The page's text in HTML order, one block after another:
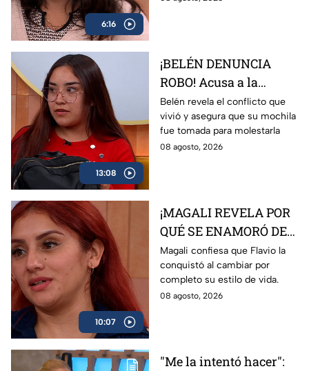
6:16
13:08
¡BELÉN DENUNCIA
ROBO! Acusa a la
hermana de su
padrastro de quitarle
su mochila
Belén revela el conflicto que
vivió y asegura que su mochila
fue tomada para molestarla
08 agosto, 2026
10:07
¡MAGALI REVELA POR
QUÉ SE ENAMORÓ DE
FLAVIO! Él la sacó de
trabajar y le dio una
nueva vida
Magali confiesa que Flavio la
conquistó al cambiar por
completo su estilo de vida.
08 agosto, 2026
"Me la intentó hacer":